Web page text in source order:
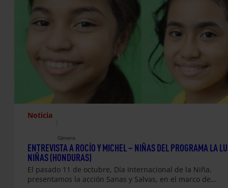
Noticia
Género
ENTREVISTA A ROCÍO Y MICHEL – NIÑAS DEL PROGRAMA LA
NIÑAS (HONDURAS)
El pasado 11 de octubre, Día Internacional de la Niña,
presentamos la acción Sanas y Salvas, en el marco de…